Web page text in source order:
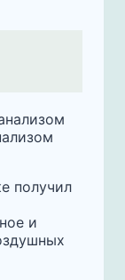
получил
и